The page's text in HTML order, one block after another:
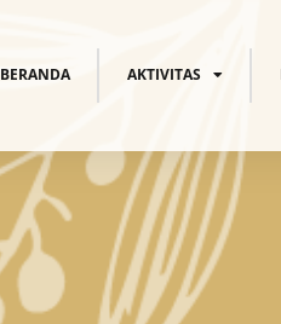
BERANDA AKTIVITAS